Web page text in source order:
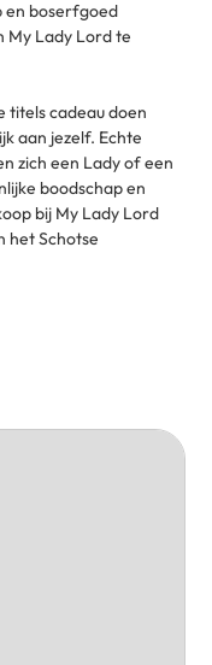
en boserfgoed
My Lady Lord te
titels cadeau doen
aan jezelf. Echte
zich een Lady of een
boodschap en
bij My Lady Lord
het Schotse